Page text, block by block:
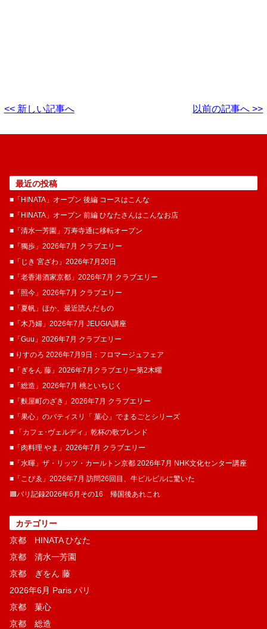
<< 新しい記事へ 以前の記事へ >>
最近の投稿
■「HINATA」オープン 後編 コースはこんな
■「HINATA」オープン 前編 ひなたさんはこんなお店
■「清水一芳園」万寿寺通に移転オープン
■「獨歩」2026年7月 クラブエリー
■「じき 宮ざわ」2026年7月20日
■「老香港酒家京都」2026年7月 クラブエリー
■「照今」2026年7月 クラブエリー
■「夏帆」ほか、最近読んだもの
■「木乃婦」2026年7月 JEUGIA講座
■「Guu」2026年7月 クラブエリー
■ りすのろ 2026年7月9日：フロマージュフェア
■「ぎをん 藤」2026年7月クラブエリー第2木曜
■「総造」2026年7月 桃といちじく
■「麩屋町のざき」2026年7月 クラブエリー
■「果心」のパティスリ「 菓​心」でまるごとシリーズ
■ 「カフェ･ヴェルディ」乾杯の歌ブレンド
■「肉料理 やま」2026年7月 クラブエリー
■「水暉」ザ・リッツ・カールトン京都 2026年7月 NHK文化センター講座
■「こぴゑ」2026年7月 訪問26回目、牛ピルピルに驚いた
🟦パリ記録2026年6月その16 帰国後あれこれ
カテゴリー
京都 HINATA ひなた
京都 清水一芳園
京都 ぎをん 藤
2026年6月 Paris パリ
京都 菓​心
京都 総造